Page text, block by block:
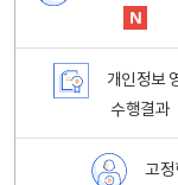
개인정보
수행결과
고정